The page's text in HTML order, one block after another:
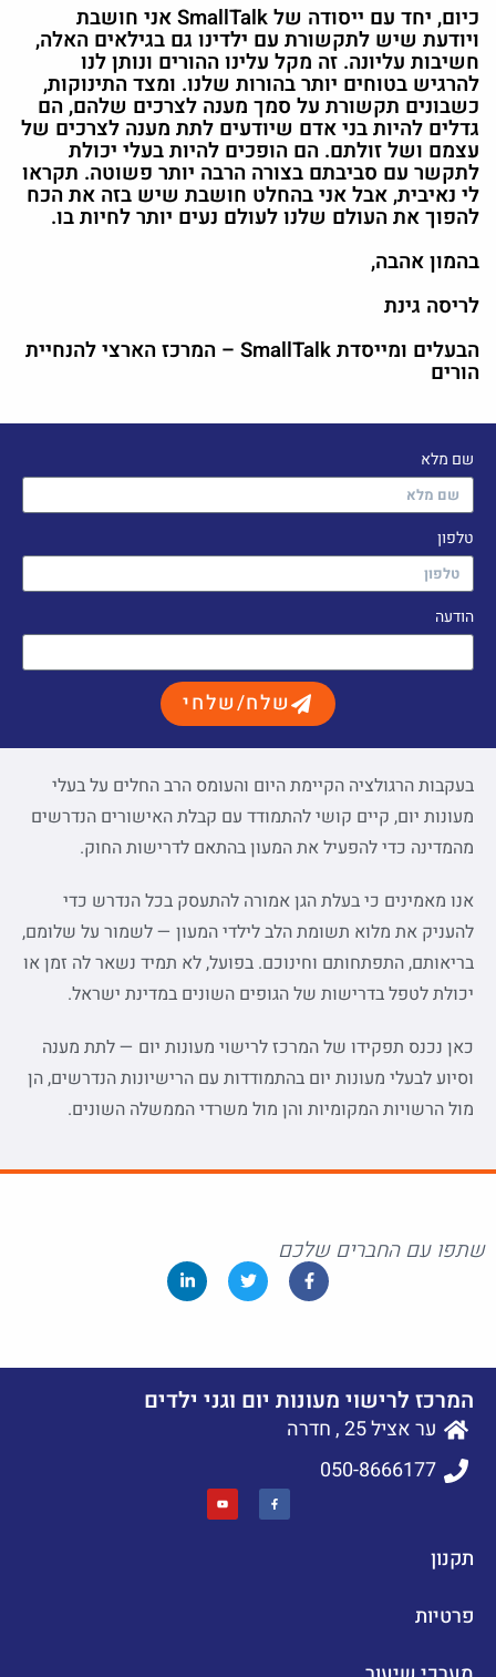
כיום, יחד עם ייסודה של SmallTalk אני חושבת
ויודעת שיש לתקשורת עם ילדינו גם בגילאים האלה,
חשיבות עליונה. זה מקל עלינו ההורים ונותן לנו
להרגיש בטוחים יותר בהורות שלנו. ומצד התינוקות,
כשבונים תקשורת על סמך מענה לצרכים שלהם, הם
גדלים להיות בני אדם שיודעים לתת מענה לצרכים של
עצמם ושל זולתם. הם הופכים להיות בעלי יכולת
לתקשר עם סביבתם בצורה הרבה יותר פשוטה. תקראו
לי נאיבית, אבל אני בהחלט חושבת שיש בזה את הכח
להפוך את העולם שלנו לעולם נעים יותר לחיות בו.
בהמון אהבה,
לריסה גינת
הבעלים ומייסדת SmallTalk – המרכז הארצי להנחיית
הורים
שם מלא
טלפון
הודעה
שלח/שלחי
בעקבות הרגולציה הקיימת היום והעומס הרב החלים על בעלי
מעונות יום, קיים קושי להתמודד עם קבלת האישורים הנדרשים
מהמדינה כדי להפעיל את המעון בהתאם לדרישות החוק.
אנו מאמינים כי בעלת הגן אמורה להתעסק בכל הנדרש כדי
להעניק את מלוא תשומת הלב לילדי המעון — לשמור על שלומם,
בריאותם, התפתחותם וחינוכם. בפועל, לא תמיד נשאר לה זמן או
יכולת לטפל בדרישות של הגופים השונים במדינת ישראל.
כאן נכנס תפקידו של המרכז לרישוי מעונות יום — לתת מענה
וסיוע לבעלי מעונות יום בהתמודדות עם הרישיונות הנדרשים, הן
מול הרשויות המקומיות והן מול משרדי הממשלה השונים.
שתפו עם החברים שלכם
המרכז לרישוי מעונות יום וגני ילדים
ער אציל 25 , חדרה
050-8666177
תקנון
פרטיות